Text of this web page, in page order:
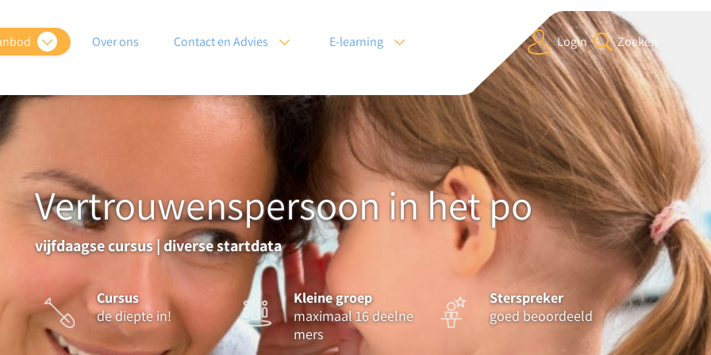
Over ons Contact en Advies E-learning Login Zoeken
Vertrouwenspersoon in het po
vijfdaagse cursus | diverse startdata
Cursus
de diepte in!
Kleine groep
maximaal 16 deelne
mers
Sterspreker
goed beoordeeld